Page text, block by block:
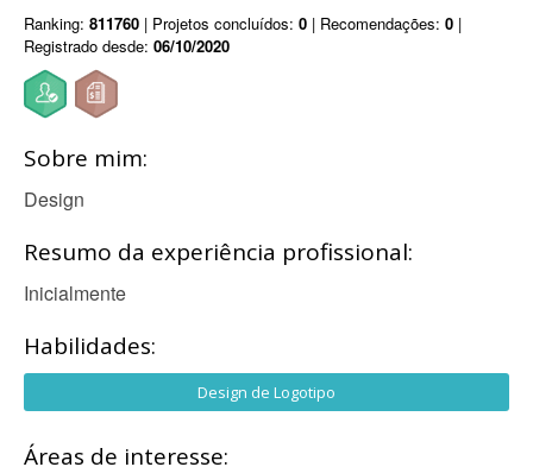
Ranking: 811760 | Projetos concluídos: 0 | Recomendações: 0 |
Registrado desde: 06/10/2020
Sobre mim:
Design
Resumo da experiência profissional:
Inicialmente
Habilidades:
Design de Logotipo
Áreas de interesse: